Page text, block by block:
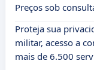
Preços sob
Proteja sua
militar, acesso a
mais de 6.500